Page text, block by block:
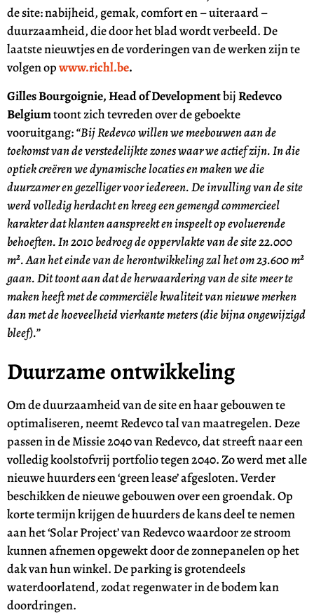
de site: nabijheid, gemak, comfort en – uiteraard –
duurzaamheid, die door het blad wordt verbeeld. De
laatste nieuwtjes en de vorderingen van de werken zijn te
volgen opwww.richl.be.
Gilles Bourgoignie, Head of DevelopmentbijRedevco
Belgiumtoont zich tevreden over de geboekte
vooruitgang:“Bij Redevco willen we meebouwen aan de
toekomst van de verstedelijkte zones waar we actief zijn. In die
optiek creëren we dynamische locaties en maken we die
duurzamer en gezelliger voor iedereen. De invulling van de site
werd volledig herdacht en kreeg een gemengd commercieel
karakter dat klanten aanspreekt en inspeelt op evoluerende
behoeften. In 2010 bedroeg de oppervlakte van de site 22.000
m². Aan het einde van de herontwikkeling zal het om 23.600 m²
gaan. Dit toont aan dat de herwaardering van de site meer te
maken heeft met de commerciële kwaliteit van nieuwe merken
dan met de hoeveelheid vierkante meters (die bijna ongewijzigd
bleef).”
Duurzame ontwikkeling
Om de duurzaamheid van de site en haar gebouwen te
optimaliseren, neemt Redevco tal van maatregelen. Deze
passen in de Missie 2040 van Redevco, dat streeft naar een
volledig koolstofvrij portfolio tegen 2040. Zo werd met alle
nieuwe huurders een ‘green lease’ afgesloten. Verder
beschikken de nieuwe gebouwen over een groendak. Op
korte termijn krijgen de huurders de kans deel te nemen
aan het ‘Solar Project’ van Redevco waardoor ze stroom
kunnen afnemen opgewekt door de zonnepanelen op het
dak van hun winkel. De parking is grotendeels
waterdoorlatend, zodat regenwater in de bodem kan
doordringen.